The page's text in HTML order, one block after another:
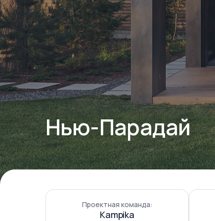
Нью-Парадай
Проектная команда:
Kampika